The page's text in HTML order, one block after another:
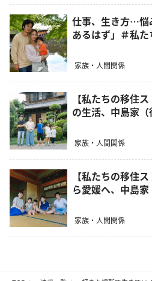
仕事、生き方…悩
あるはず」＃私
家族・人間関係
【私たちの移住
の生活、中島家（
家族・人間関係
【私たちの移住
ら愛媛へ、中島家
家族・人間関係